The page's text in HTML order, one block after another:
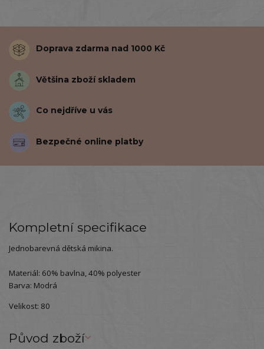
Doprava zdarma nad 1000 Kč
Většina zboží skladem
Co nejdříve u vás
Bezpečné online platby
Kompletní specifikace
Jednobarevná dětská mikina.
Materiál: 60% bavlna, 40% polyester
Barva: Modrá
Velikost: 80
Původ zboží